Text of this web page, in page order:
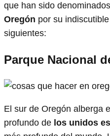
que han sido
Oregón por su
siguientes:
Parque Nacional
El sur de Oregón alberga
profundo de los unidos